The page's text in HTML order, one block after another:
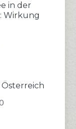
in der
Wirkung